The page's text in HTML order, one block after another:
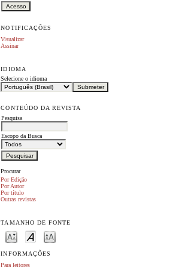
NOTIFICAÇÕES
Visualizar
Assinar
IDIOMA
Selecione o idioma
CONTEÚDO DA REVISTA
Pesquisa
Escopo da Busca
Procurar
Por Edição
Por Autor
Por título
Outras revistas
TAMANHO DE FONTE
INFORMAÇÕES
Para leitores